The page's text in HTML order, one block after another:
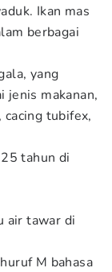
Ikan mas
berbagai
yang
jenis makanan,
cacing tubifex,
tahun di
air tawar di
M bahasa